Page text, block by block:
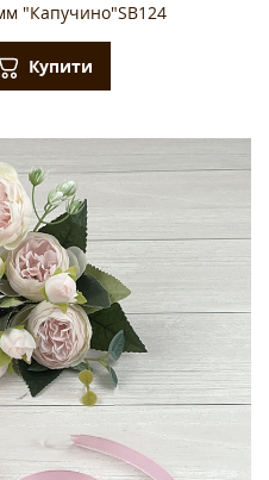
"Капучино"SB124
Купити